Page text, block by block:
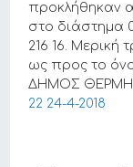
προκλήθηκαν
στο διάστημα
216 16. Μερική
ως προς το
ΔΗΜΟΣ
22 24-4-2018